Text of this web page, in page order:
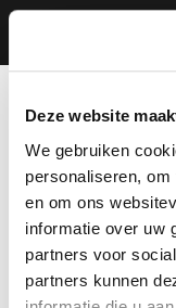
Deze website
We gebruiken
personaliseren,
en om ons
informatie over uw
partners voor
partners kunnen